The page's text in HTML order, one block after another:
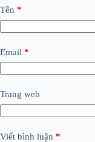
Tên *
Email *
Trang web
Viết bình luận *